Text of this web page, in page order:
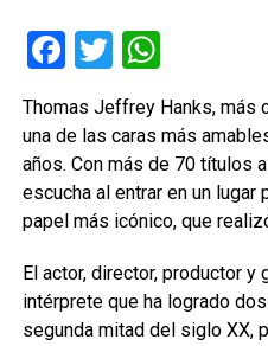
Facebook
Twitter
Thomas Jeffrey Hanks, más
una de las caras más
años. Con más de 70 títulos
escucha al entrar en un
papel más icónico, que
El actor, director, productor y
intérprete que ha logrado
segunda mitad del siglo XX,